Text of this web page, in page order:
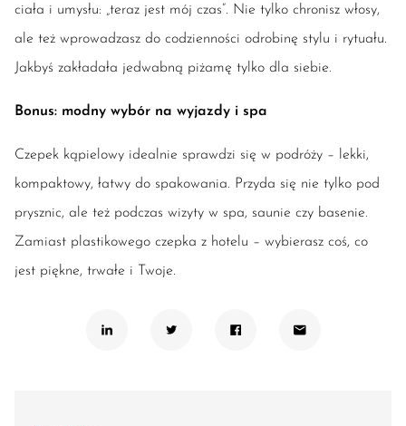
ciała i umysłu: „teraz jest mój czas”. Nie tylko chronisz włosy,
ale też wprowadzasz do codzienności odrobinę stylu i rytuału.
Jakbyś zakładała jedwabną piżamę tylko dla siebie.
Bonus: modny wybór na wyjazdy i spa
Czepek kąpielowy idealnie sprawdzi się w podróży – lekki,
kompaktowy, łatwy do spakowania. Przyda się nie tylko pod
prysznic, ale też podczas wizyty w spa, saunie czy basenie.
Zamiast plastikowego czepka z hotelu – wybierasz coś, co
jest piękne, trwałe i Twoje.